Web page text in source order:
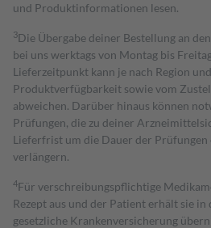
und Produktinformationen lesen.
3Die Übergabe deiner Bestellung an
bei uns werktags von Montag bis
Lieferzeitpunkt kann je nach Region
Produktverfügbarkeit sowie vom
abweichen. Darüber hinaus können
Prüfungen, die zu deiner
Lieferfrist um die Dauer der
verlängern.
4Für verschreibungspflichtige
Rezept aus und der Patient erhält sie
gesetzliche Krankenversicherung